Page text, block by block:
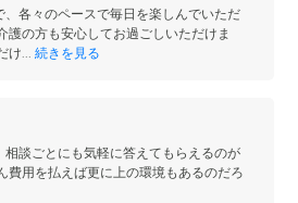
各々のペースで毎日を楽しんでいただ
の方も安心してお過ごしいただけま
...
続きを見る
談ごとにも気軽に答えてもらえるのが
費用を払えば更に上の環境もあるのだろ